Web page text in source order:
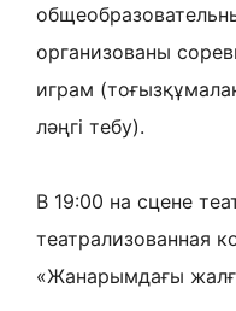
организованы
играм
ләңгі тебу).
В 19:00 на сцене
театрализованная
«Жанарымдағы